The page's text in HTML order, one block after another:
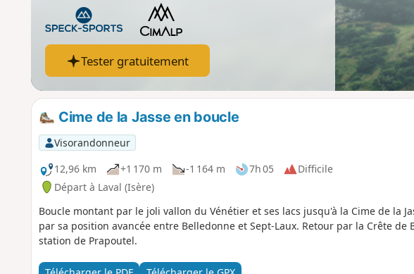
Tester gratuitement
Cime de la Jasse en boucle
Visorandonneur
12,96 km
+1 170 m -1 164 m 7h 05
Difficile
Départ à Laval (Isère)
Boucle montant par le joli vallon du Vénétier et ses lacs jusqu'à la Cime de la
par sa position avancée entre Belledonne et Sept-Laux. Retour par la Crête de
station de Prapoutel.